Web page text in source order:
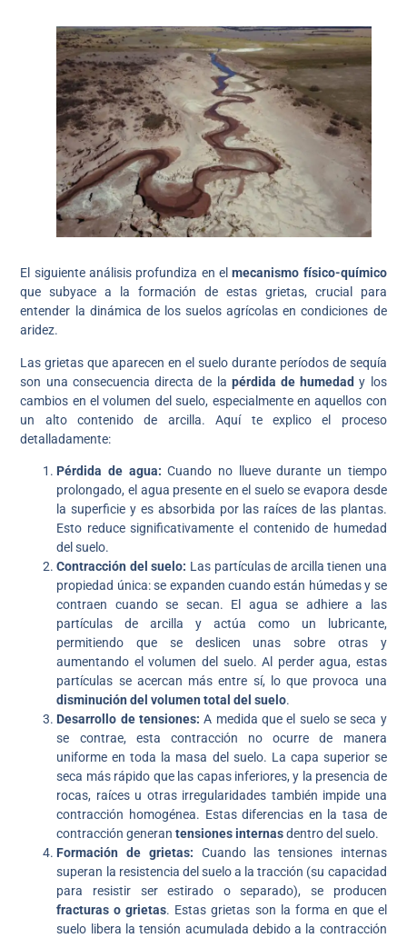
El siguiente análisis profundiza en elmecanismo físico-químico
que subyace a la formación de estas grietas, crucial para
entender la dinámica de los suelos agrícolas en condiciones de
aridez.
Las grietas que aparecen en el suelo durante períodos de sequía
son una consecuencia directa de la pérdida de humedad y los
cambios en el volumen del suelo, especialmente en aquellos con
un alto contenido de arcilla. Aquí te explico el proceso
detalladamente:
Pérdida de agua: Cuando no llueve durante un tiempo
prolongado, el agua presente en el suelo se evapora desde
la superficie y es absorbida por las raíces de las plantas.
Esto reduce significativamente el contenido de humedad
del suelo.
Contracción del suelo: Las partículas de arcilla tienen una
propiedad única: se expanden cuando están húmedas y se
contraen cuando se secan. El agua se adhiere a las
partículas de arcilla y actúa como un lubricante,
permitiendo que se deslicen unas sobre otras y
aumentando el volumen del suelo. Al perder agua, estas
partículas se acercan más entre sí, lo que provoca una
disminución del volumen total del suelo.
Desarrollo de tensiones: A medida que el suelo se seca y
se contrae, esta contracción no ocurre de manera
uniforme en toda la masa del suelo. La capa superior se
seca más rápido que las capas inferiores, y la presencia de
rocas, raíces u otras irregularidades también impide una
contracción homogénea. Estas diferencias en la tasa de
contracción generantensiones internasdentro del suelo.
Formación de grietas: Cuando las tensiones internas
superan la resistencia del suelo a la tracción (su capacidad
para resistir ser estirado o separado), se producen
fracturas o grietas. Estas grietas son la forma en que el
suelo libera la tensión acumulada debido a la contracción